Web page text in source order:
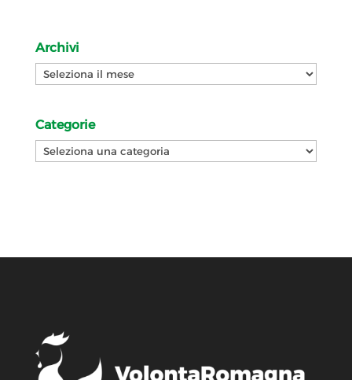
Archivi
Archivi
Categorie
Categorie